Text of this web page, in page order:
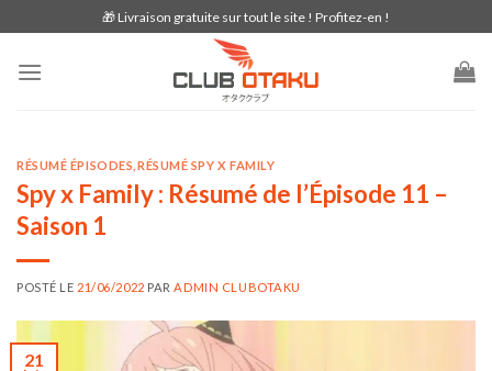
to
content
🎁 Livraison gratuite sur tout le site ! Profitez-en !
RÉSUMÉ ÉPISODES RÉSUMÉ SPY X FAMILY
Spy x Family : Résumé de l’Épisode 11 –
Saison 1
POSTÉ LE 21/06/2022 PAR ADMIN CLUBOTAKU
21